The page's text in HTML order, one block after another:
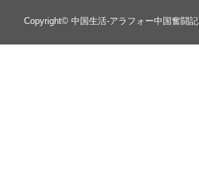
Copyright© 中国生活-アラフォー中国奮闘記